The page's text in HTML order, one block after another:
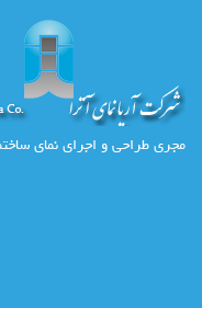
مجری طراحی و اجرای نمای